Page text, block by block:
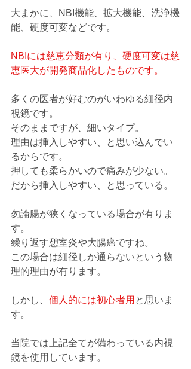
大まかに、NBI機能、拡大機能、洗浄機
能、硬度可変などです。
NBIには慈恵分類が有り、硬度可変は慈
恵医大が開発商品化したものです。
多くの医者が好むのがいわゆる細径内
視鏡です。
そのままですが、細いタイプ。
理由は挿入しやすい、と思い込んでい
るからです。
押しても柔らかいので痛みが少ない。
だから挿入しやすい、と思っている。
勿論腸が狭くなっている場合が有りま
す。
繰り返す憩室炎や大腸癌ですね。
この場合は細径しか通らないという物
理的理由が有ります。
しかし、 個人的には初心者用 と思いま
す。
当院では上記全てが備わっている内視
鏡を使用しています。